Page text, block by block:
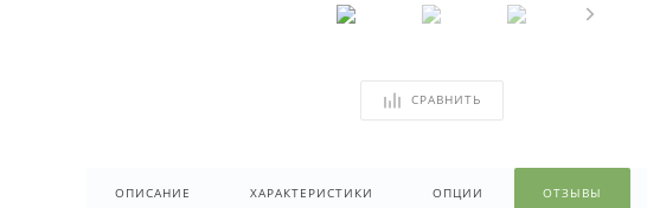
СРАВНИТЬ
ОПИСАНИЕ ХАРАКТЕРИСТИКИ ОПЦИИ ОТЗЫВЫ